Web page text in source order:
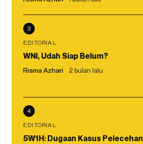
3
EDITORIAL
WNI, Udah Siap Belum?
Risma Azhari 2 bulan lalu
4
EDITORIAL
5W1H: Dugaan Kasus Pelecehan